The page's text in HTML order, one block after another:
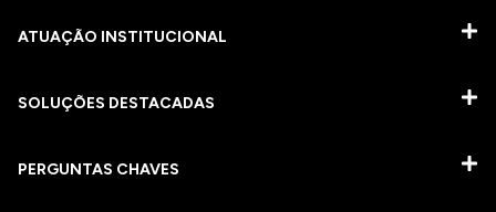
ATUAÇÃO INSTITUCIONAL
SOLUÇÕES DESTACADAS
PERGUNTAS CHAVES​